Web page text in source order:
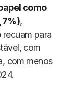
como
,
recuam para
com
com menos